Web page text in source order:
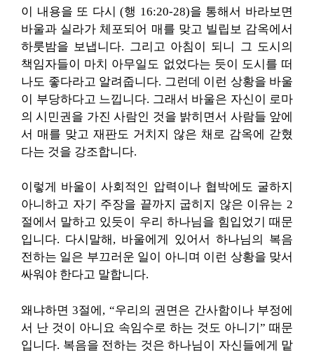
이 내용을 또 다시 (행 16:20-28)을 통해서 바라보면
바울과 실라가 체포되어 매를 맞고 빌립보 감옥에서
하룻밤을 보냅니다. 그리고 아침이 되니 그 도시의
책임자들이 마치 아무일도 없었다는 듯이 도시를 떠
나도 좋다라고 알려줍니다. 그런데 이런 상황을 바울
이 부당하다고 느낍니다. 그래서 바울은 자신이 로마
의 시민권을 가진 사람인 것을 밝히면서 사람들 앞에
서 매를 맞고 재판도 거치지 않은 채로 감옥에 갇혔
다는 것을 강조합니다.
이렇게 바울이 사회적인 압력이나 협박에도 굴하지
아니하고 자기 주장을 끝까지 굽히지 않은 이유는 2
절에서 말하고 있듯이 우리 하나님을 힘입었기 때문
입니다. 다시말해, 바울에게 있어서 하나님의 복음
전하는 일은 부끄러운 일이 아니며 이런 상황을 맞서
싸워야 한다고 말합니다.
왜냐하면 3절에, “우리의 권면은 간사함이나 부정에
서 난 것이 아니요 속임수로 하는 것도 아니기” 때문
입니다. 복음을 전하는 것은 하나님이 자신들에게 맡